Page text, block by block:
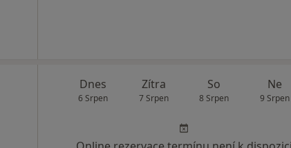
Dnes
6 Srpen
Zítra
7 Srpen
So
8 Srpen
Ne
9 Srpen